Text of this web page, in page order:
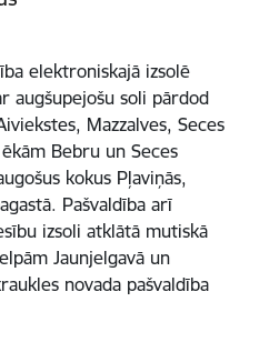
elektroniskajā izsolē
augšupejošu soli pārdod
Mazzalves, Seces
Bebru un Seces
kokus Pļaviņās,
Pašvaldība arī
izsoli atklātā mutiskā
Jaunjelgavā un
novada pašvaldība